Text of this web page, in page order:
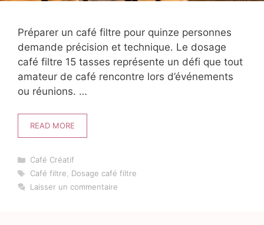
Préparer un café filtre pour quinze personnes
demande précision et technique. Le dosage
café filtre 15 tasses représente un défi que tout
amateur de café rencontre lors d’événements
ou réunions. …
READ MORE
Catégories
Café Créatif
Étiquettes
Café filtre, Dosage café filtre
Laisser un commentaire